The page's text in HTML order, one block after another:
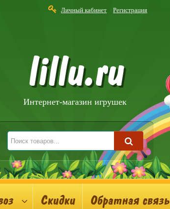
Личный кабинет Регистрация
lillu.ru
Интернет-магазин игрушек
Скидки Обратная связь